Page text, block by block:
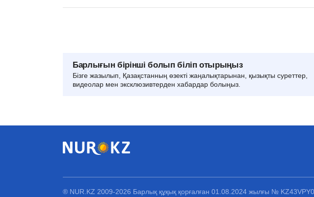
Барлығын бірінші болып біліп отырыңыз
Бізге жазылып, Қазақстанның өзекті жаңалықтарынан, қызықты суреттер,
видеолар мен эксклюзивтерден хабардар болыңыз.
® NUR.KZ 2009-2026 Барлық құқық қорғалған 01.08.2024 жылғы №